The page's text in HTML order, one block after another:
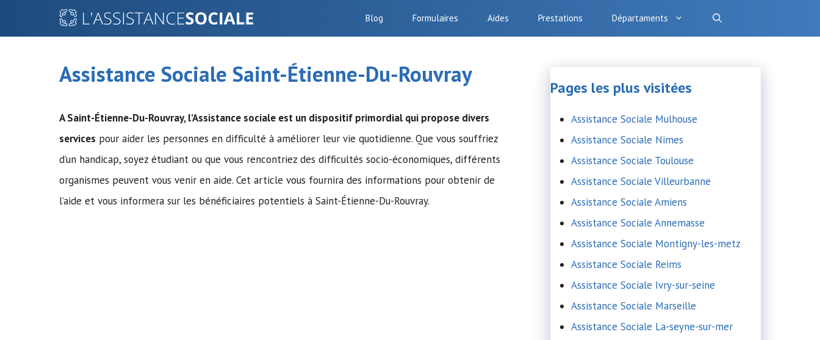
Blog Formulaires Aides Prestations Départaments
Assistance Sociale Saint-Étienne-Du-Rouvray
A Saint-Étienne-Du-Rouvray,l’Assistance sociale est un dispositif primordial qui propose divers
services pour aider les personnes en difficulté à améliorer leur vie quotidienne. Que vous souffriez
d’un handicap, soyez étudiant ou que vous rencontriez des difficultés socio-économiques, différents
organismes peuvent vous venir en aide. Cet article vous fournira des informations pour obtenir de
l’aide et vous informera sur les bénéficiaires potentiels à Saint-Étienne-Du-Rouvray.
Pages les plus visitées
Assistance Sociale Mulhouse
Assistance Sociale Nimes
Assistance Sociale Toulouse
Assistance Sociale Villeurbanne
Assistance Sociale Amiens
Assistance Sociale Annemasse
Assistance Sociale Montigny-les-metz
Assistance Sociale Reims
Assistance Sociale Ivry-sur-seine
Assistance Sociale Marseille
Assistance Sociale La-seyne-sur-mer